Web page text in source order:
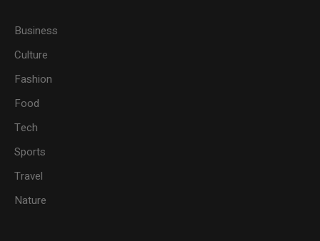
Business
Culture
Fashion
Food
Tech
Sports
Travel
Nature